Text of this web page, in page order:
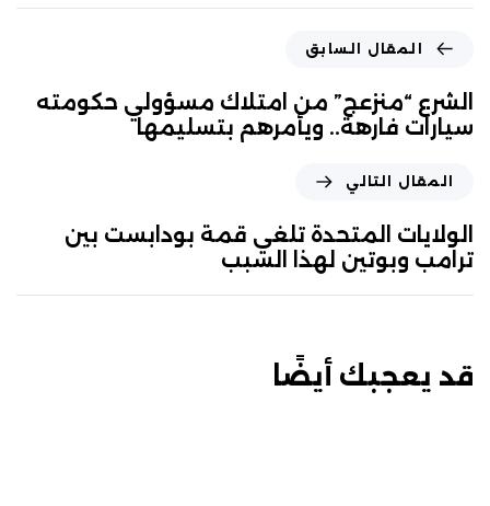
المقال السابق
الشرع “منزعج” من امتلاك مسؤولي حكومته
سيارات فارهة.. ويأمرهم بتسليمها
المقال التالي
الولايات المتحدة تلغي قمة بودابست بين
ترامب وبوتين لهذا السبب
قد يعجبك أيضًا